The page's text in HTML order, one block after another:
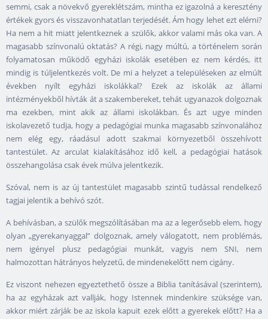
semmi, csak a növekvő gyereklétszám, mintha ez igazolná a keresztény
értékek gyors és visszavonhatatlan terjedését. Ám hogy lehet ezt elérni?
Ha nem a hit miatt jelentkeznek a szülők, akkor valami más oka van. A
magasabb színvonalú oktatás? A régi, nagy múltú, a történelem során
folyamatosan működő egyházi iskolák esetében ez nem kérdés, itt
mindig is túljelentkezés volt. De mi a helyzet a településeken az elmúlt
években nyílt egyházi iskolákkal? Ezek az iskolák az állami
intézményekből hívták át a szakembereket, tehát ugyanazok dolgoznak
ma ezekben, mint akik az állami iskolákban. És azt ugye minden
iskolavezető tudja, hogy a pedagógiai munka magasabb színvonalához
nem elég egy, ráadásul adott szakmai környezetből összehívott
tantestület. Az arculat kialakításához idő kell, a pedagógiai hatások
összehangolása csak évek múlva jelentkezik.
Szóval, nem is az új tantestület magasabb szintű tudással rendelkező
tagjai jelentik a behívó szót.
A behívásban, a szülők megszólításában ma az a legerősebb elem, hogy
olyan „gyerekanyaggal” dolgoznak, amely válogatott, nem problémás,
nem igényel plusz pedagógiai munkát, vagyis nem SNI, nem
halmozottan hátrányos helyzetű, de mindenekelőtt nem cigány.
Ez viszont nehezen egyeztethető össze a Biblia tanításával (szerintem),
ha az egyházak azt vallják, hogy Istennek mindenkire szüksége van,
akkor miért zárják be az iskola kapuit ezek előtt a gyerekek előtt? Ha a